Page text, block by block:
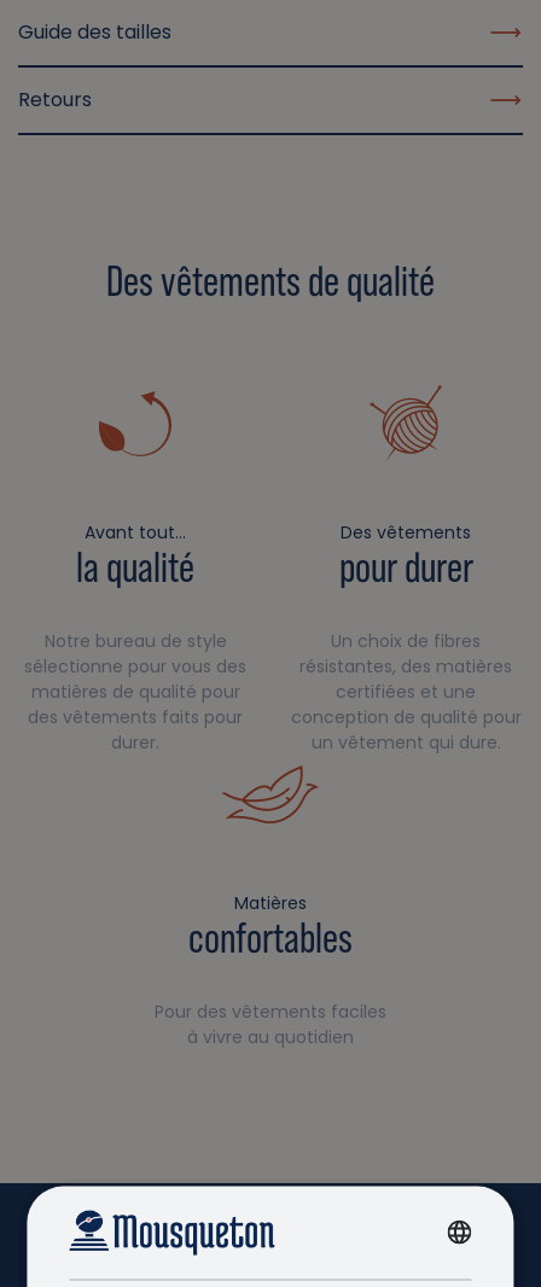
Guide des tailles
Retours
Des vêtements de qualité
Avant tout…
la qualité
Notre bureau de style
sélectionne pour vous des
matières de qualité pour
des vêtements faits pour
durer.
Des vêtements
pour durer
Un choix de fibres
résistantes, des matières
certifiées et une
conception de qualité pour
un vêtement qui dure.
Matières
confortables
Pour des vêtements faciles
à vivre au quotidien